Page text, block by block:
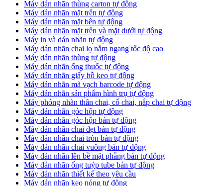
Máy dán nhãn thùng carton tự động
​Máy dán nhãn mặt trên tự động
​Máy dán nhãn mặt bên tự động
​Máy dán nhãn mặt trên và mặt dưới tự động
Máy in và dán nhãn tự động
Máy dán nhãn chai lọ nằm ngang tốc độ cao
​Máy dán nhãn thùng tự động
Máy dán nhãn ống thuốc tự động
​Máy dán nhãn giấy hồ keo tự động
​Máy dán nhãn mã vạch barcode tự động
​Máy dán nhãn sản phẩm hình trụ tự động
Máy phóng nhãn thân chai, cổ chai, nắp chai tự động
​Máy dán nhãn góc hộp tự động
Máy dán nhãn góc hộp bán tự động
​Máy dán nhãn chai dẹt bán tự động
Máy dán nhãn chai tròn bán tự động
Máy dán nhãn chai vuông bán tự động
Máy dán nhãn lên bề mặt phẵng bán tự động
​Máy dán nhãn ống tuýp tube bán tự động
Máy dán nhãn thiết kế theo yêu cầu
​Máy dán nhãn keo nóng tự động